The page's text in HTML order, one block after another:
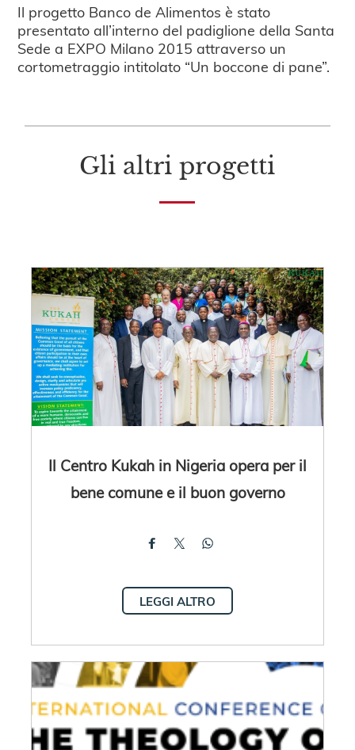
Il progetto Banco de Alimentos è stato
presentato all’interno del padiglione della Santa
Sede a EXPO Milano 2015 attraverso un
cortometraggio intitolato “Un boccone di pane”.
Gli altri progetti
Il Centro Kukah in Nigeria opera per il
bene comune e il buon governo
LEGGI ALTRO